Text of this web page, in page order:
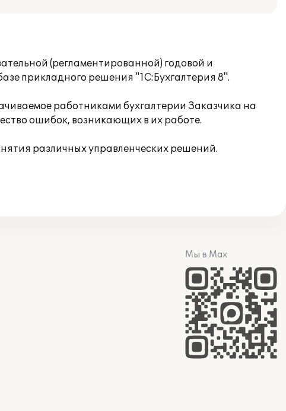
(регламентированной) годовой и
прикладного решения "1С:Бухгалтерия 8".
работниками бухгалтерии Заказчика на
ошибок, возникающих в их работе.
различных управленческих решений.
Мы в Max